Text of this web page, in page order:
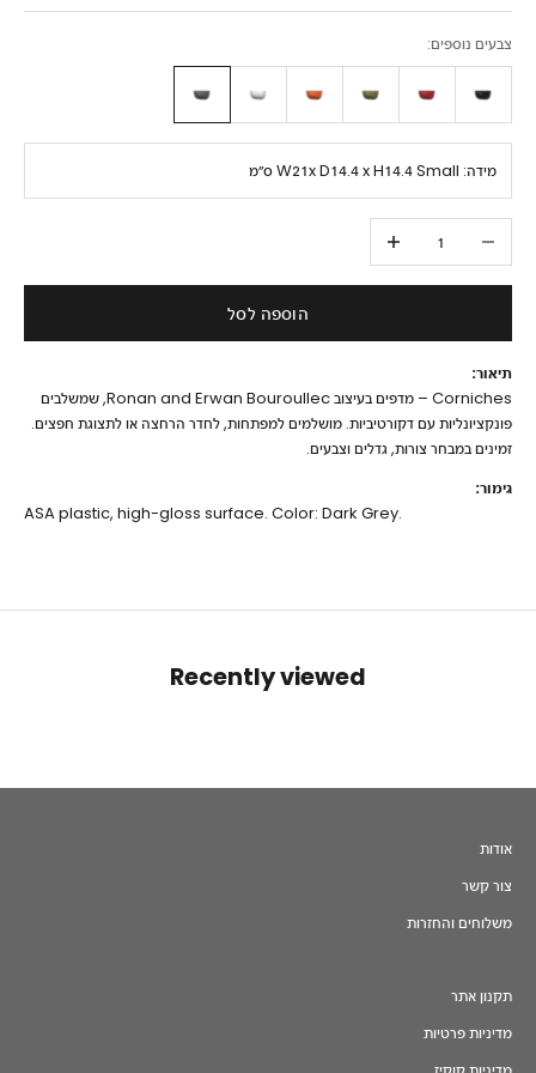
צבעים נוספים:
מידה: W21x D14.4 x H14.4 Small ס״מ
הגדלת הכמות
הוספה לסל
תיאור:
Corniches – מדפים בעיצוב Ronan and Erwan Bouroullec, שמשלבים
פונקציונליות עם דקורטיביות. מושלמים למפתחות, לחדר הרחצה או לתצוגת חפצים.
זמינים במבחר צורות, גדלים וצבעים.
גימור:
ASA plastic, high-gloss surface. Color: Dark Grey.
Recently viewed
אודות
צור קשר
משלוחים והחזרות
תקנון אתר
מדיניות פרטיות